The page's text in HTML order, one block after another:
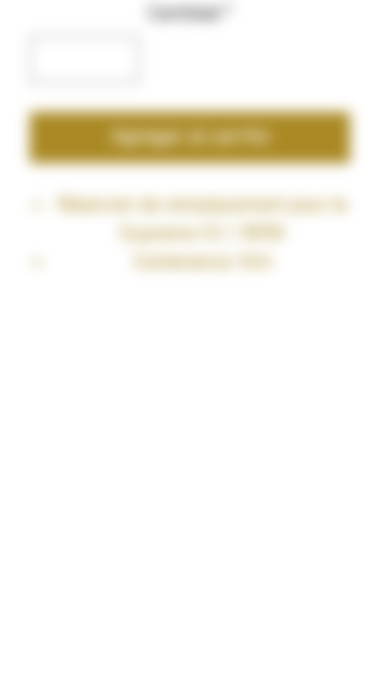
Cantidad
Agregar al carrito
Réservoir de remplacement pour le
Supreme V2.1 RDTA
Contenance: 5ml